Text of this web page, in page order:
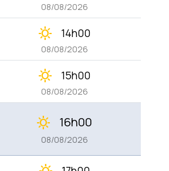
08/08/2026
clear_day 14h00
08/08/2026
clear_day 15h00
08/08/2026
clear_day 16h00
08/08/2026